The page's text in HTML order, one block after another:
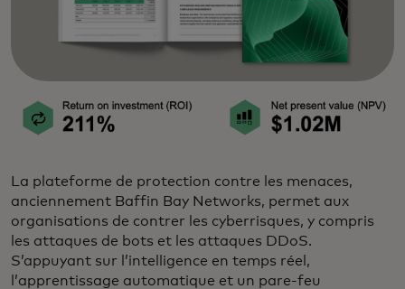
La plateforme de protection contre les menaces,
anciennement Baffin Bay Networks, permet aux
organisations de contrer les cyberrisques, y compris
les attaques de bots et les attaques DDoS.
S’appuyant sur l’intelligence en temps réel,
l’apprentissage automatique et un pare-feu